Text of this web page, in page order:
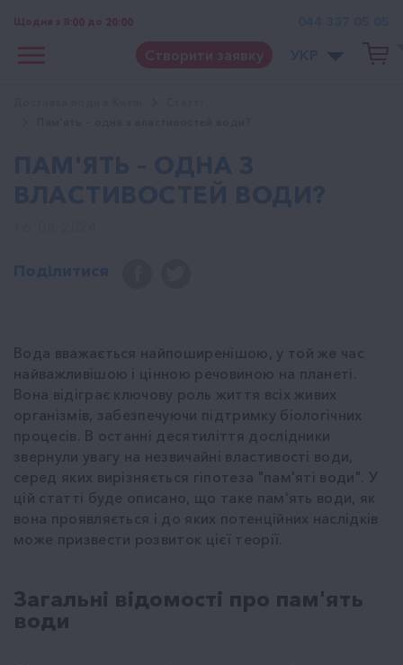
Щодня з 8:00 до 20:00
Створити заявку
Вода вважається найпоширенішою, у той же час
найважливішою і цінною речовиною на планеті.
Вона відіграє ключову роль життя всіх живих
організмів, забезпечуючи підтримку біологічних
процесів. В останні десятиліття дослідники
звернули увагу на незвичайні властивості води,
серед яких вирізняється гіпотеза "пам'яті води". У
цій статті буде описано, що таке пам'ять води, як
вона проявляється і до яких потенційних наслідків
може призвести розвиток цієї теорії.
Загальні відомості про пам'ять
води